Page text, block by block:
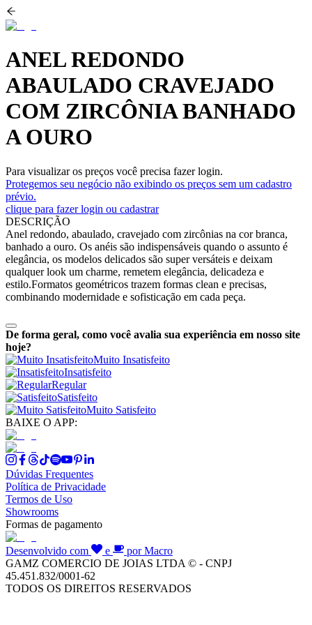
ANEL REDONDO
ABAULADO CRAVEJADO
COM ZIRCÔNIA BANHADO
A OURO
Para visualizar os preços você precisa fazer login.
Protegemos seu negócio não exibindo os preços sem um cadastro
prévio.
clique para fazer login ou cadastrar
DESCRIÇÃO
Anel redondo, abaulado, cravejado com zircônias na cor branca,
banhado a ouro. Os anéis são indispensáveis quando o assunto é
elegância, os modelos delicados são super versáteis e deixam
qualquer look um charme, remetem elegância, delicadeza e
estilo.Formatos geométricos trazem formas clean e precisas,
combinando modernidade e sofisticação em cada peça.
De forma geral, como você avalia sua experiência em nosso site
hoje?
Muito Insatisfeito
Insatisfeito
Regular
Satisfeito
Muito Satisfeito
BAIXE O APP:
Dúvidas Frequentes
Política de Privacidade
Termos de Uso
Showrooms
Formas de pagamento
Desenvolvido com e
por Macro
GAMZ COMERCIO DE JOIAS LTDA © - CNPJ
45.451.832/0001-62
TODOS OS DIREITOS RESERVADOS